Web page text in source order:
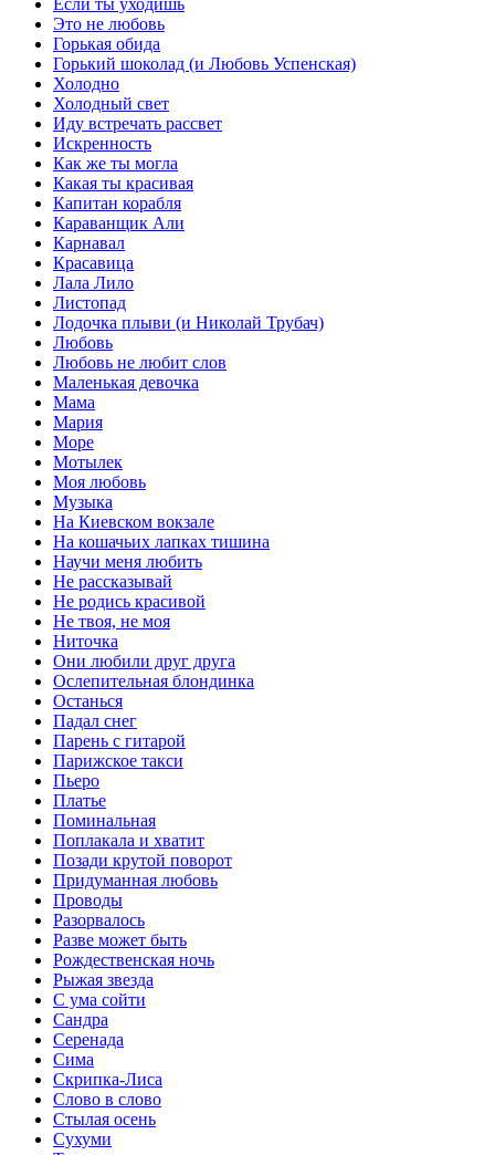
Это не любовь
Горькая обида
Горький шоколад (и Любовь Успенская)
Холодно
Холодный свет
Иду встречать рассвет
Искренность
Как же ты могла
Какая ты красивая
Капитан корабля
Караванщик Али
Карнавал
Красавица
Лала Лило
Листопад
Лодочка плыви (и Николай Трубач)
Любовь
Любовь не любит слов
Маленькая девочка
Мама
Мария
Море
Мотылек
Моя любовь
Музыка
На Киевском вокзале
На кошачьих лапках тишина
Научи меня любить
Не рассказывай
Не родись красивой
Не твоя, не моя
Ниточка
Они любили друг друга
Ослепительная блондинка
Останься
Падал снег
Парень с гитарой
Парижское такси
Пьеро
Платье
Поминальная
Поплакала и хватит
Позади крутой поворот
Придуманная любовь
Проводы
Разорвалось
Разве может быть
Рождественская ночь
Рыжая звезда
С ума сойти
Сандра
Серенада
Сима
Скрипка-Лиса
Слово в слово
Стылая осень
Сухуми